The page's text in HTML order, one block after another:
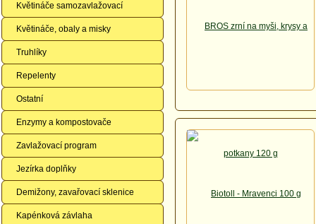
Květináče samozavlažovací
Květináče, obaly a misky
Truhlíky
Repelenty
Ostatní
Enzymy a kompostovače
Zavlažovací program
Jezírka doplňky
Demižony, zavařovací sklenice
Kapénková závlaha